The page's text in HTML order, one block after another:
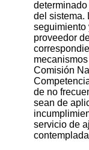
del sistema.
seguimiento
proveedor
Comisión
de no
sean de
servicio de